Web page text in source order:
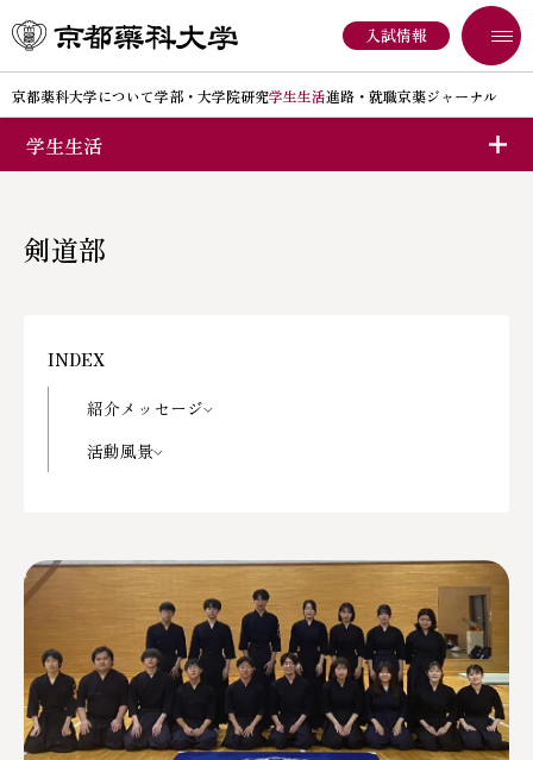
京都薬科大学について学部・大学院研究学生生活進路・就職京薬ジャーナル
入試情報
京都薬科大学についてINDEX
京都薬科大学の取り組み
ご寄付のお願い
学生生活
剣道部
ラグビー部
サッカー部
剣道部
紹介メッセージ
活動風景